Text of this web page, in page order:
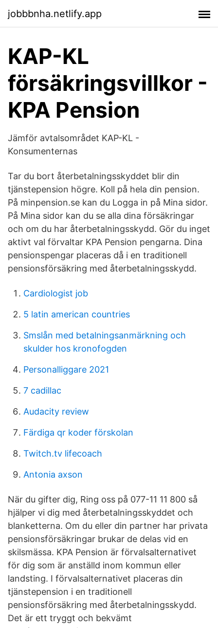
jobbbnha.netlify.app
KAP-KL
försäkringsvillkor -
KPA Pension
Jämför avtalsområdet KAP-KL -
Konsumenternas
Tar du bort återbetalningsskyddet blir din
tjänstepension högre. Koll på hela din pension.
På minpension.se kan du Logga in på Mina sidor.
På Mina sidor kan du se alla dina försäkringar
och om du har återbetalningsskydd. Gör du inget
aktivt val förvaltar KPA Pension pengarna. Dina
pensionspengar placeras då i en traditionell
pensionsförsäkring med återbetalningsskydd.
Cardiologist job
5 latin american countries
Smslån med betalningsanmärkning och
skulder hos kronofogden
Personalliggare 2021
7 cadillac
Audacity review
Färdiga qr koder förskolan
Twitch.tv lifecoach
Antonia axson
När du gifter dig, Ring oss på 077-11 11 800 så
hjälper vi dig med återbetalningsskyddet och
blanketterna. Om du eller din partner har privata
pensionsförsäkringar brukar de delas vid en
skilsmässa. KPA Pension är förvalsalternativet
för dig som är anställd inom kommun eller
landsting. I förvalsalternativet placeras din
tjänstepension i en traditionell
pensionsförsäkring med återbetalningsskydd.
Det är ett tryggt och bekvämt